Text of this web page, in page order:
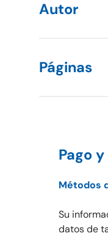
Autor
Páginas
Pago
Métodos
Su
datos de